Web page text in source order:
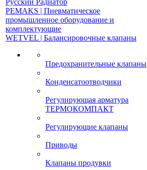
Русский Радиатор
PEMAKS | Пневматическое
промышленное оборудование и
комплектующие
WETVEL | Балансировочные клапаны
Предохранительные клапаны
Конденсатоотводчики
Регулирующая арматура
ТЕРМОКОМПАКТ
Регулирующие клапаны
Приводы
Клапаны продувки